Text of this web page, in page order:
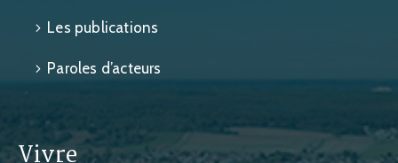
Les publications
Paroles d’acteurs